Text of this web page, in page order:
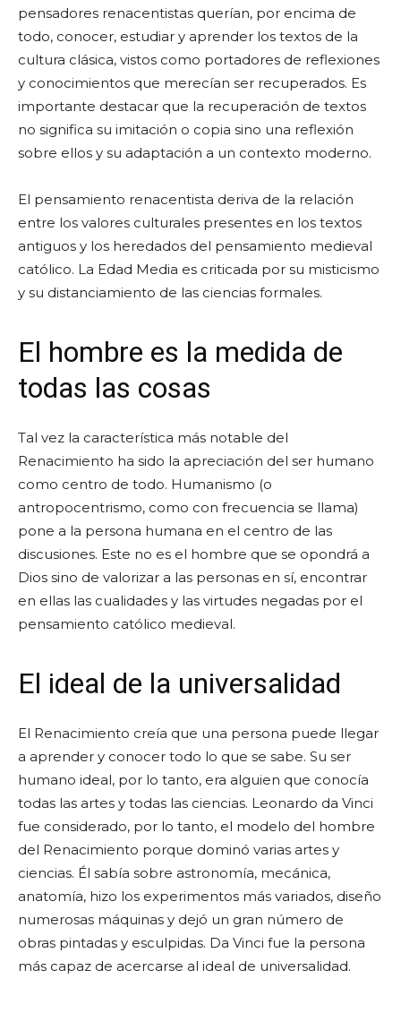
pensadores renacentistas querían, por encima de
todo, conocer, estudiar y aprender los textos de la
cultura clásica, vistos como portadores de reflexiones
y conocimientos que merecían ser recuperados. Es
importante destacar que la recuperación de textos
no significa su imitación o copia sino una reflexión
sobre ellos y su adaptación a un contexto moderno.
El pensamiento renacentista deriva de la relación
entre los valores culturales presentes en los textos
antiguos y los heredados del pensamiento medieval
católico. La Edad Media es criticada por su misticismo
y su distanciamiento de las ciencias formales.
El hombre es la medida de
todas las cosas
Tal vez la característica más notable del
Renacimiento ha sido la apreciación del ser humano
como centro de todo. Humanismo (o
antropocentrismo, como con frecuencia se llama)
pone a la persona humana en el centro de las
discusiones. Este no es el hombre que se opondrá a
Dios sino de valorizar a las personas en sí, encontrar
en ellas las cualidades y las virtudes negadas por el
pensamiento católico medieval.
El ideal de la universalidad
El Renacimiento creía que una persona puede llegar
a aprender y conocer todo lo que se sabe. Su ser
humano ideal, por lo tanto, era alguien que conocía
todas las artes y todas las ciencias. Leonardo da Vinci
fue considerado, por lo tanto, el modelo del hombre
del Renacimiento porque dominó varias artes y
ciencias. Él sabía sobre astronomía, mecánica,
anatomía, hizo los experimentos más variados, diseño
numerosas máquinas y dejó un gran número de
obras pintadas y esculpidas. Da Vinci fue la persona
más capaz de acercarse al ideal de universalidad.